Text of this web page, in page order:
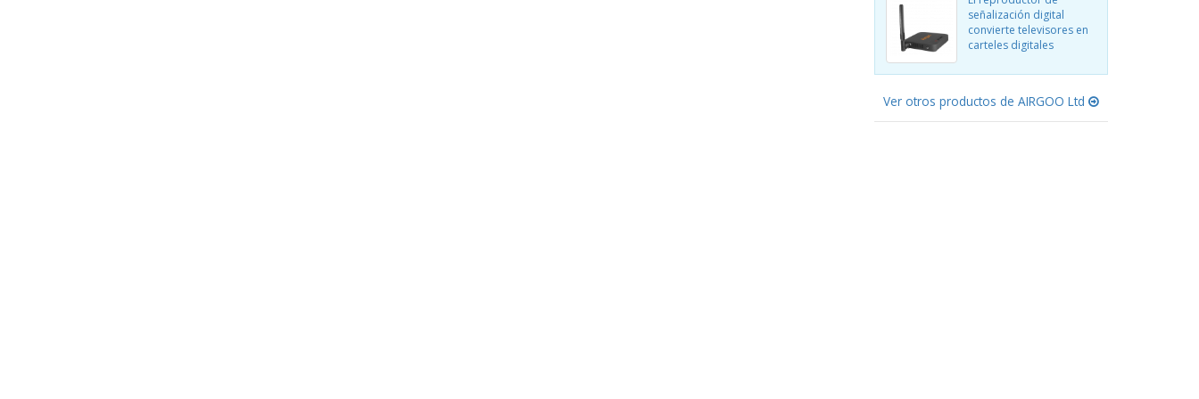
señalización digital
convierte televisores en
carteles digitales
Ver otros productos de AIRGOO Ltd